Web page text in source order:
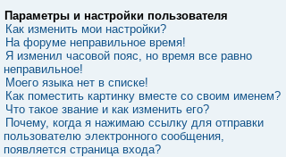
Параметры и настройки пользователя
Как изменить мои настройки?
На форуме неправильное время!
Я изменил часовой пояс, но время все равно
неправильное!
Моего языка нет в списке!
Как поместить картинку вместе со своим именем?
Что такое звание и как изменить его?
Почему, когда я нажимаю ссылку для отправки
пользователю электронного сообщения,
появляется страница входа?